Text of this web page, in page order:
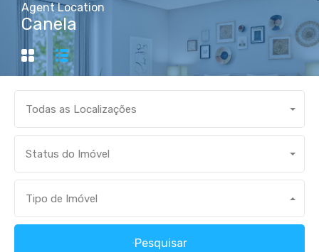
Agent Location
Canela
Todas as Localizações
Status do Imóvel
Tipo de Imóvel
Pesquisar